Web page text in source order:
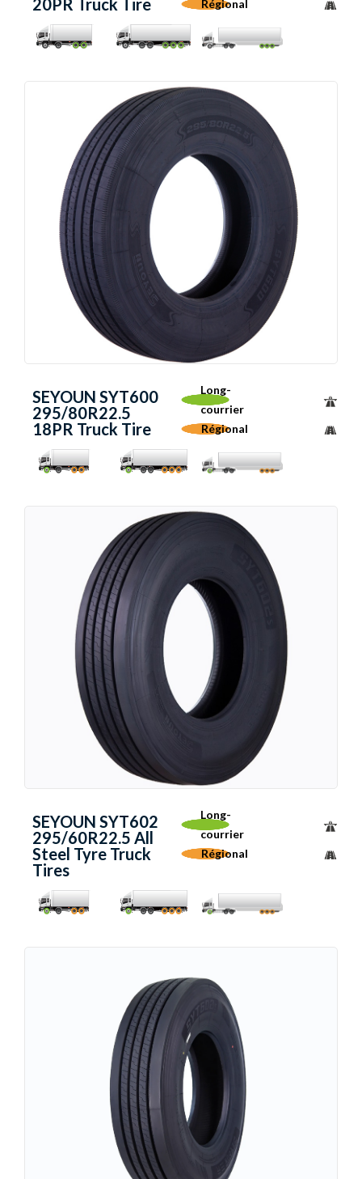
20PR Truck Tire Régional
SEYOUN SYT600
295/80R22.5
18PR Truck Tire
Long-
courrier
Régional
SEYOUN SYT602
295/60R22.5 All
Steel Tyre Truck
Tires
Long-
courrier
Régional